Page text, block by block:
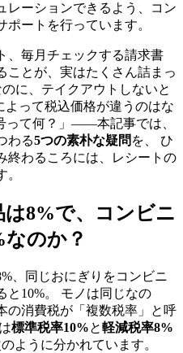
レーションできるよう、コン
ートを行っています。
、毎月チェックする請求書
とが、実はたくさん詰まっ
に、テイクアウトしないと
よって税込価格が違うのはな
って何？」——本記事では、
わる5つの素朴な疑問 を、 ひ
終わるころには、レシートの
8%で、コンビニ
のか？
、同じおにぎりをコンビニ
と10%。 モノは同じなの
の消費税が「複数税率」と呼
標準税率10%と軽減税率8%
ように分かれています。